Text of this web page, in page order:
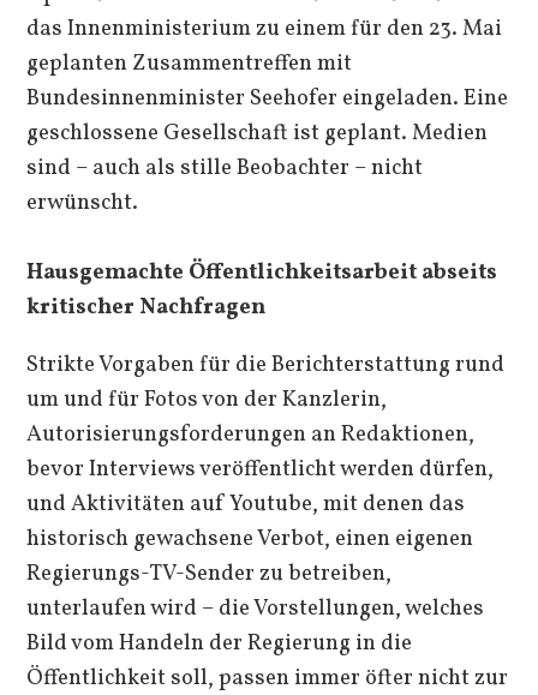
das Innenministerium zu einem für den 23. Mai
geplanten Zusammentreffen mit
Bundesinnenminister Seehofer eingeladen. Eine
geschlossene Gesellschaft ist geplant. Medien
sind – auch als stille Beobachter – nicht
erwünscht.
Hausgemachte Öffentlichkeitsarbeit abseits
kritischer Nachfragen
Strikte Vorgaben für die Berichterstattung rund
um und für Fotos von der Kanzlerin,
Autorisierungsforderungen an Redaktionen,
bevor Interviews veröffentlicht werden dürfen,
und Aktivitäten auf Youtube, mit denen das
historisch gewachsene Verbot, einen eigenen
Regierungs-TV-Sender zu betreiben,
unterlaufen wird – die Vorstellungen, welches
Bild vom Handeln der Regierung in die
Öffentlichkeit soll, passen immer öfter nicht zur